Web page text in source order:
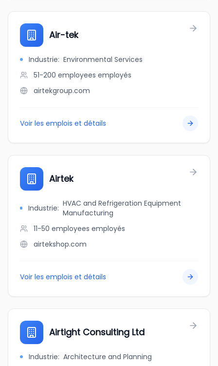
Air-tek
Industrie: Environmental Services
51-200 employees employés
airtekgroup.com
Voir les emplois et détails
Airtek
Industrie: HVAC and Refrigeration Equipment
Manufacturing
11-50 employees employés
airtekshop.com
Voir les emplois et détails
Airtight Consulting Ltd
Industrie: Architecture and Planning